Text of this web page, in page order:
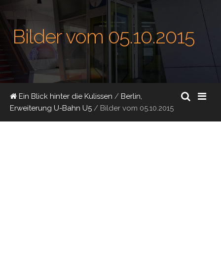
Bilder vom 05.10.2015
Ein Blick hinter die Kulissen / Berlin,
Erweiterung U-Bahn U5 / Bilder vom 05.10.2015